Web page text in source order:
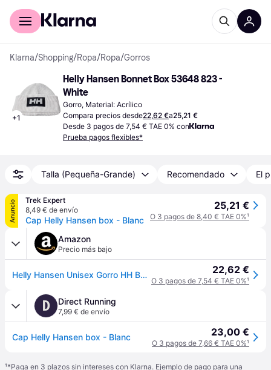
Comprar con Klarna
Klarna/Shopping/Ropa/Ropa/Gorros
+1
Helly Hansen Bonnet Box 53648 823 -
White
Gorro, Material: Acrílico
Compara precios desde22,62 €a25,21 €
Desde 3 pagos de 7,54 € TAE 0% con
Prueba pagos flexibles*
Talla (Pequeña-Grande) Recomendado El
Anuncio
Trek Expert
8,49 € de envío
Cap Helly Hansen box - Blanc
25,21 €
O 3 pagos de 8,40 € TAE 0%¹
Amazon
Precio más bajo
Helly Hansen Unisex Gorro HH Box, Nube Nimbus, STD 22,62 €
O 3 pagos de 7,54 € TAE 0%¹
D Direct Running
7,99 € de envío
Cap Helly Hansen box - Blanc 23,00 €
O 3 pagos de 7,66 € TAE 0%¹
¹*Paga en 3 plazos sin intereses con Klarna. Ejemplo de pago para una